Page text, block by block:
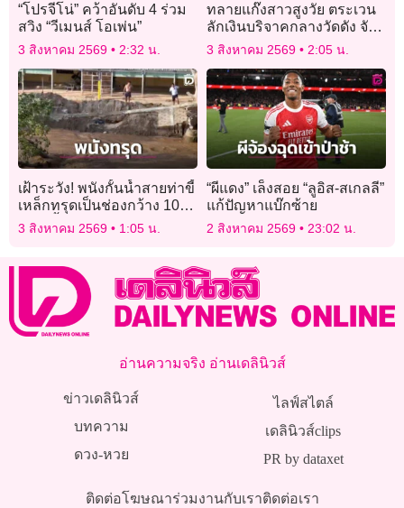
“โปรจีโน่” คว้าอันดับ 4 ร่วม
สวิง “วีเมนส์ โอเพ่น”
3 สิงหาคม 2569 2:32 น.
ทลายแก๊งสาวสูงวัย ตระเวน
ลักเงินบริจาคกลางวัดดัง จับ
ได้ 1 อีก 2 หนีทัน
3 สิงหาคม 2569 2:05 น.
เฝ้าระวัง! พนังกั้นน้ำสายท่าขี้
เหล็กทรุดเป็นช่องกว้าง 10
เมตรน้ำป่าทะลักท่วม
3 สิงหาคม 2569 1:05 น.
“ผีแดง” เล็งสอย “ลูอิส-สเกลลี”
แก้ปัญหาแบ๊กซ้าย
2 สิงหาคม 2569 23:02 น.
อ่านความจริง อ่านเดลินิวส์
ข่าวเดลินิวส์
บทความ
ดวง-หวย
ไลฟ์สไตล์
เดลินิวส์clips
PR by dataxet
ติดต่อโฆษณาร่วมงานกับเราติดต่อเรา